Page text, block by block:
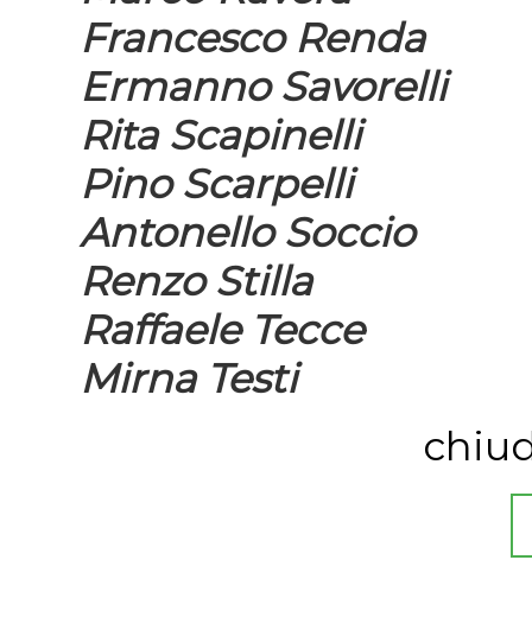
Francesco Renda
Ermanno Savorelli
Rita Scapinelli
Pino Scarpelli
Antonello Soccio
Renzo Stilla
Raffaele Tecce
Mirna Testi